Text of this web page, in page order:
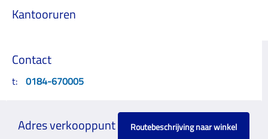
Kantooruren
Contact
t: 0184-670005
Adres verkooppunt Routebeschrijving naar winkel